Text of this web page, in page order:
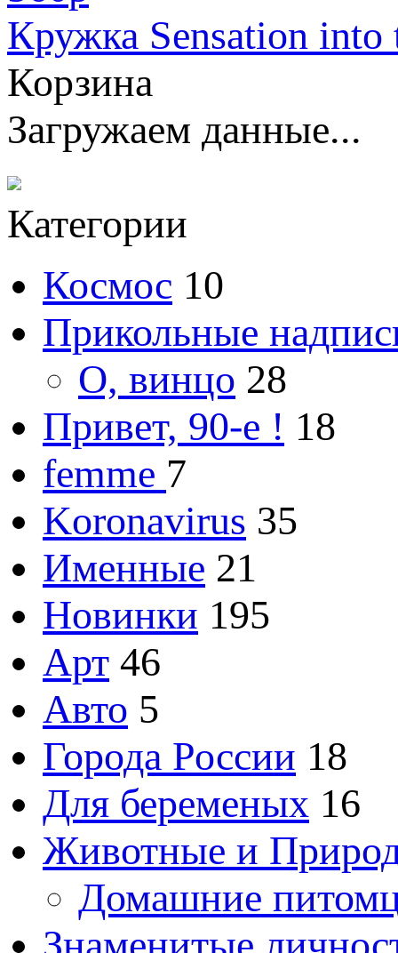
Кружка Sensation
Корзина
Загружаем данные...
Категории
Космос 10
Прикольные
О, винцо 28
Привет, 90-е ! 18
femme 7
Koronavirus 35
Именные 21
Новинки 195
Арт 46
Авто 5
Города России 18
Для беременых 16
Животные и
Домашние